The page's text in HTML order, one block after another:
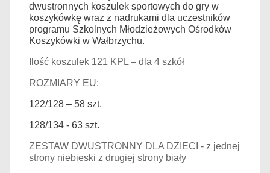
dwustronnych koszulek sportowych do gry w
koszykówkę wraz z nadrukami dla uczestników
programu Szkolnych Młodzieżowych Ośrodków
Koszykówki w Wałbrzychu.
Ilość koszulek 121 KPL – dla 4 szkół
ROZMIARY EU:
122/128 – 58 szt.
128/134 - 63 szt.
ZESTAW DWUSTRONNY DLA DZIECI - z jednej
strony niebieski z drugiej strony biały